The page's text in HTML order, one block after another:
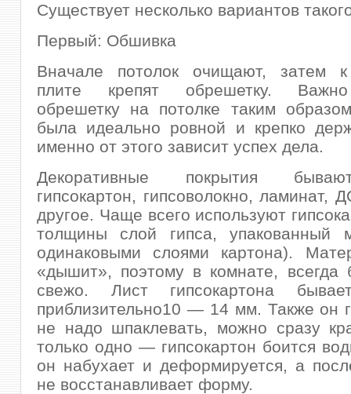
Существует несколько вариантов
Первый: Обшивка
Вначале потолок очищают, затем к
плите крепят обрешетку. Важно
обрешетку на потолке таким
была идеально ровной и крепко
именно от этого зависит успех дела.
Декоративные покрытия
гипсокартон, гипсоволокно, ламинат,
другое. Чаще всего используют
толщины слой гипса, упакованный
одинаковыми слоями картона).
«дышит», поэтому в комнате, всегда
свежо. Лист гипсокартона
приблизительно10 — 14 мм. Также он
не надо шпаклевать, можно сразу
только одно — гипсокартон боится
он набухает и деформируется, а
не восстанавливает форму.